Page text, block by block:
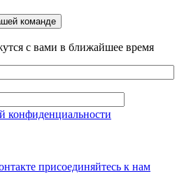
команде
с вами в ближайшее время
конфиденциальности
присоединяйтесь к нам